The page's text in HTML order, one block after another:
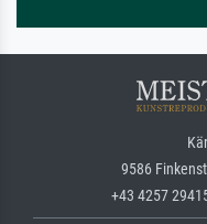
9586
+43 4257